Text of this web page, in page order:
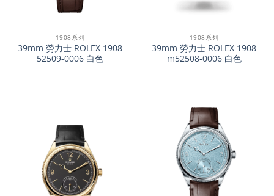
1908系列
39mm 勞力士 ROLEX 1908
52509-0006 白色
1908系列
39mm 勞力士 ROLEX 1908
m52508-0006 白色